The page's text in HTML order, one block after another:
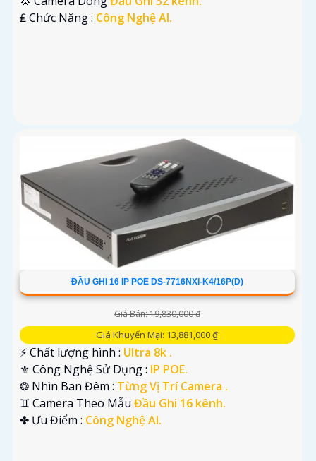
️₤ Chức Năng : Công Nghệ AI.
ĐẦU GHI 16 IP POE DS-7716NXI-K4/16P(D)
Giá Bán: 19,830,000 ₫
Giá Khuyến Mại: 13,881,000 ₫
️⚡ Chất lượng hình : Ultra 8k .
⚜️ Công Nghệ Sử Dụng : IP POE.
❂ Nhìn Ban Đêm : Từng Vị Trí Camera .
♊ Camera Theo Mẫu Đầu Ghi 16 kênh.
️✤ Ưu Điểm : Công Nghệ AI.